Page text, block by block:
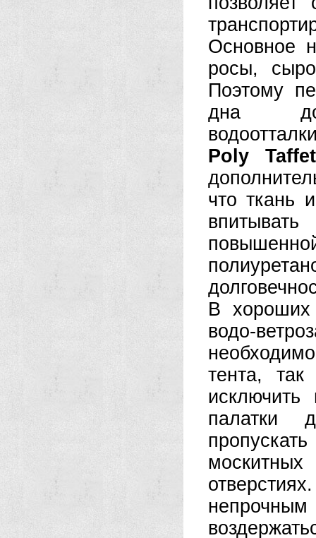
Основное
росы,
Поэтому
дна
Poly
что ткань
В хороших
водо-
тента,
исключить
палатки